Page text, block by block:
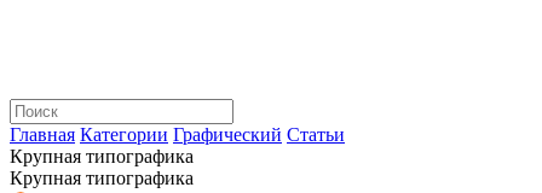
Главная Категории Графический Статьи
Крупная типографика
Крупная типографика